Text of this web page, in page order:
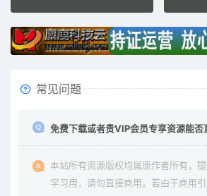
常见问题
免费下载或者贵VIP会员专享资源能否
本站所有资源版权均属原作者所有，
学习用，请勿直接商用。若由于商用